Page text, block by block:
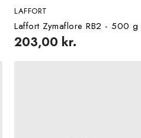
LAFFORT
Laffort Zymaflore RB2 - 500 g
203,00 kr.